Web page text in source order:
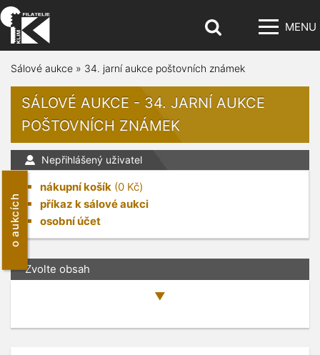
MENU
o aukcích
Sálové aukce » 34. jarní aukce poštovních známek
SÁLOVÉ AUKCE - 34. JARNÍ AUKCE
POŠTOVNÍCH ZNÁMEK
Nepřihlášený uživatel
nákupní košík (0 Kč)
příkaz k sálové aukci
osobní účet
Zvolte obsah